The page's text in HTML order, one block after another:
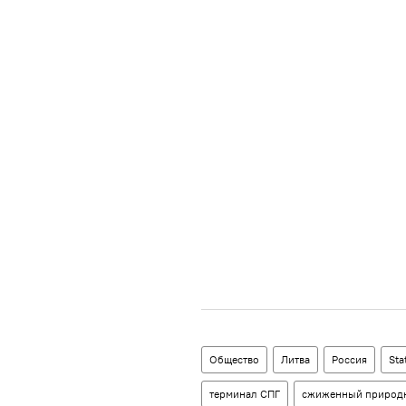
Общество Литва Россия
терминал СПГ сжиженный